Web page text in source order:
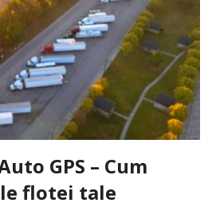
GPS – Cum
flotei tale